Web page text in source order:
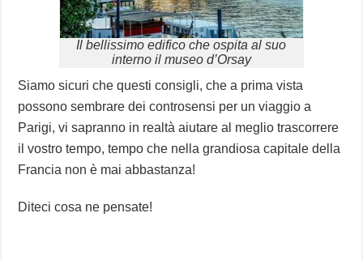
Il bellissimo edifico che ospita al suo
interno il museo d’Orsay
Siamo sicuri che questi consigli, che a prima vista
possono sembrare dei controsensi per un viaggio a
Parigi, vi sapranno in realtà aiutare al meglio trascorrere
il vostro tempo, tempo che nella grandiosa capitale della
Francia non è mai abbastanza!
Diteci cosa ne pensate!